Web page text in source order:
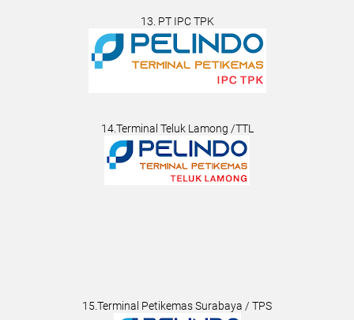
13. PT IPC TPK
14.Terminal Teluk Lamong /TTL
15.Terminal Petikemas Surabaya / TPS